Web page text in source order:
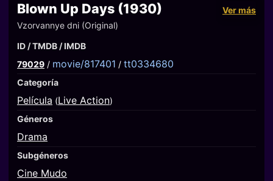
Blown Up Days (1930)
Ver más
Vzorvannye dni (Original)
ID / TMDB / IMDB
79029 / movie/817401 / tt0334680
Categoría
Película (Live Action)
Géneros
Drama
Subgéneros
Cine Mudo